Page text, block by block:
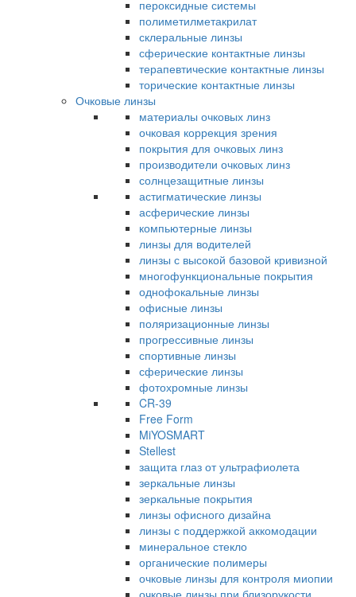
пероксидные системы
полиметилметакрилат
склеральные линзы
сферические контактные линзы
терапевтические контактные линзы
торические контактные линзы
Очковые линзы
материалы очковых линз
очковая коррекция зрения
покрытия для очковых линз
производители очковых линз
солнцезащитные линзы
астигматические линзы
асферические линзы
компьютерные линзы
линзы для водителей
линзы с высокой базовой кривизной
многофункциональные покрытия
однофокальные линзы
офисные линзы
поляризационные линзы
прогрессивные линзы
спортивные линзы
сферические линзы
фотохромные линзы
CR-39
Free Form
MiYOSMART
Stellest
защита глаз от ультрафиолета
зеркальные линзы
зеркальные покрытия
линзы офисного дизайна
линзы с поддержкой аккомодации
минеральное стекло
органические полимеры
очковые линзы для контроля миопии